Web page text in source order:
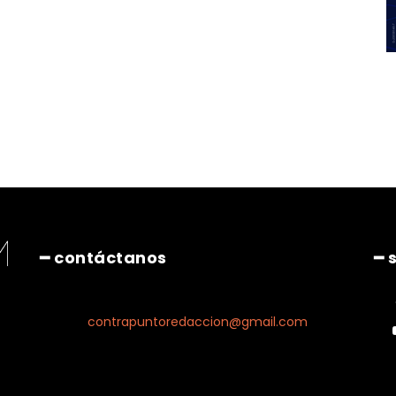
━ contáctanos
contrapuntoredaccion@gmail.com
━